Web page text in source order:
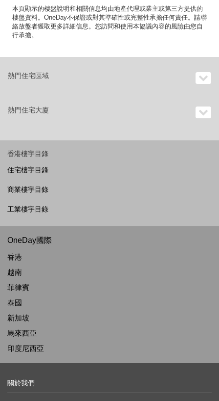
本頁顯示的樓盤說明和相關信息均由地產代理或業主或第三方提供的
樓盤資料。OneDay不保證或對其準確性或完整性承擔任何責任。請聯
絡放盤者獲取更多詳細信息。您訪問和使用本協議內容的風險由您自
行承擔。
熱門住宅區域
熱門住宅大廈
香港樓宇目錄
住宅樓宇目錄
商業樓宇目錄
工業樓宇目錄
OneDay國際
香港
越南
菲律賓
泰國
新加坡
馬來西亞
印度尼西亞
關於我們